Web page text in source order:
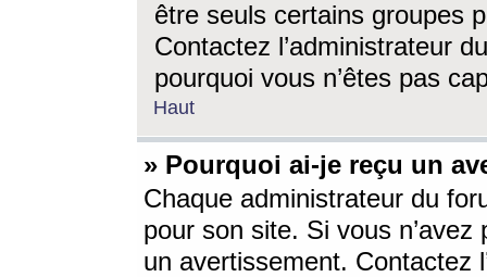
être seuls certains groupes
Contactez l’administrateur
pourquoi vous n’êtes pas
Haut
» Pourquoi ai-je reçu un
Chaque administrateur du
pour son site. Si vous
un avertissement. Contactez